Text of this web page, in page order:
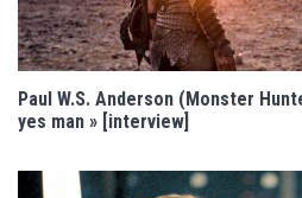
Paul W.S. Anderson (Monster
yes man » [interview]